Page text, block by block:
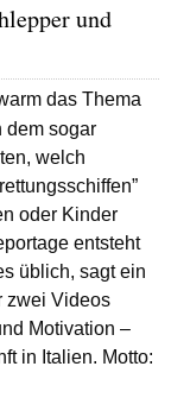
und
das Thema
dem sogar
welch
oder Kinder
entsteht
üblich, sagt ein
zwei Videos
Motivation –
in Italien. Motto: